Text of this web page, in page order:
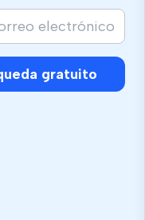
gratuito